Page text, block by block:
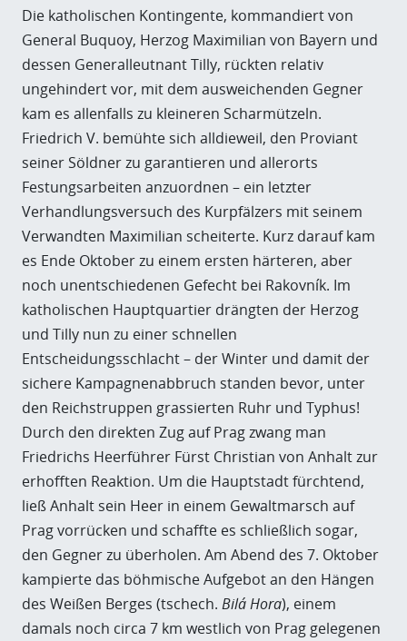
Die katholischen Kontingente, kommandiert von
General Buquoy, Herzog Maximilian von Bayern und
dessen Generalleutnant Tilly, rückten relativ
ungehindert vor, mit dem ausweichenden Gegner
kam es allenfalls zu kleineren Scharmützeln.
Friedrich V. bemühte sich alldieweil, den Proviant
seiner Söldner zu garantieren und allerorts
Festungsarbeiten anzuordnen – ein letzter
Verhandlungsversuch des Kurpfälzers mit seinem
Verwandten Maximilian scheiterte. Kurz darauf kam
es Ende Oktober zu einem ersten härteren, aber
noch unentschiedenen Gefecht bei Rakovník. Im
katholischen Hauptquartier drängten der Herzog
und Tilly nun zu einer schnellen
Entscheidungsschlacht – der Winter und damit der
sichere Kampagnenabbruch standen bevor, unter
den Reichstruppen grassierten Ruhr und Typhus!
Durch den direkten Zug auf Prag zwang man
Friedrichs Heerführer Fürst Christian von Anhalt zur
erhofften Reaktion. Um die Hauptstadt fürchtend,
ließ Anhalt sein Heer in einem Gewaltmarsch auf
Prag vorrücken und schaffte es schließlich sogar,
den Gegner zu überholen. Am Abend des 7. Oktober
kampierte das böhmische Aufgebot an den Hängen
des Weißen Berges (tschech. Bilá Hora), einem
damals noch circa 7 km westlich von Prag gelegenen